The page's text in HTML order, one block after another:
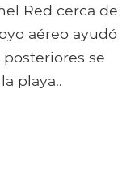
Red cerca de
aéreo ayudó
se
playa..